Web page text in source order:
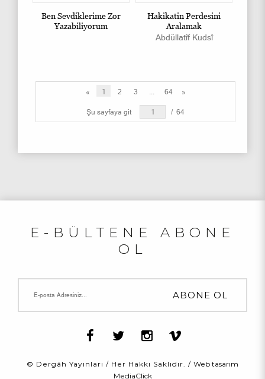
Ben Sevdiklerime Zor
Yazabiliyorum
Hakikatin Perdesini
Aralamak
Abdüllatîf Kudsî
« 1 2 3 ... 64 »
Şu sayfaya git / 64
E-BÜLTENE ABONE
OL
© Dergâh Yayınları / Her Hakkı Saklıdır. / Web tasarım
MediaClick